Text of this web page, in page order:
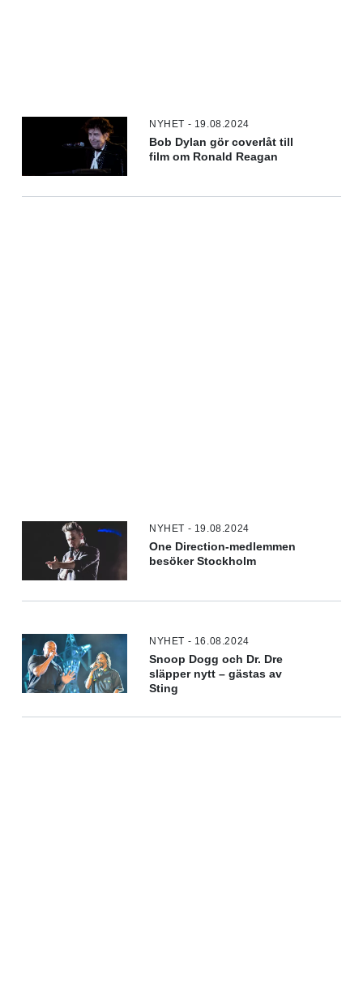
NYHET - 19.08.2024
Bob Dylan gör coverlåt till
film om Ronald Reagan
NYHET - 19.08.2024
One Direction-medlemmen
besöker Stockholm
NYHET - 16.08.2024
Snoop Dogg och Dr. Dre
släpper nytt – gästas av
Sting